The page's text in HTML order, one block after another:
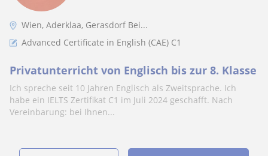
Wien, Aderklaa, Gerasdorf Bei...
Advanced Certificate in English (CAE) C1
Privatunterricht von Englisch bis zur 8. Klasse
Ich spreche seit 10 Jahren Englisch als Zweitsprache. Ich
habe ein IELTS Zertifikat C1 im Juli 2024 geschafft. Nach
Vereinbarung: bei Ihnen...